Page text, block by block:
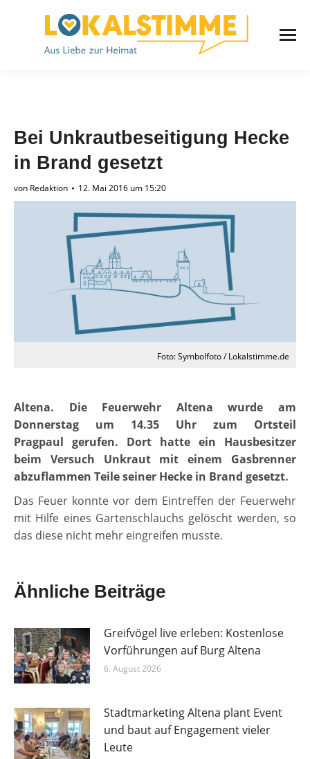
Bei Unkrautbeseitigung Hecke
in Brand gesetzt
von Redaktion 12. Mai 2016 um 15:20
Foto: Symbolfoto / Lokalstimme.de
Altena. Die Feuerwehr Altena wurde am
Donnerstag um 14.35 Uhr zum Ortsteil
Pragpaul gerufen. Dort hatte ein Hausbesitzer
beim Versuch Unkraut mit einem Gasbrenner
abzuflammen Teile seiner Hecke in Brand gesetzt.
Das Feuer konnte vor dem Eintreffen der Feuerwehr
mit Hilfe eines Gartenschlauchs gelöscht werden, so
das diese nicht mehr eingreifen musste.
Ähnliche Beiträge
Greifvögel live erleben: Kostenlose
Vorführungen auf Burg Altena
6. August 2026
Stadtmarketing Altena plant Event
und baut auf Engagement vieler
Leute